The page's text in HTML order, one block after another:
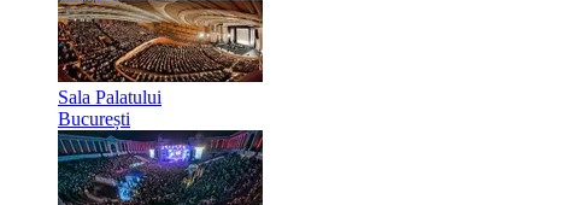
Sala Palatului
București